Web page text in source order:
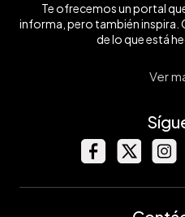
Te ofrecemos un portal
informa, pero también inspira.
de lo que está
Ver